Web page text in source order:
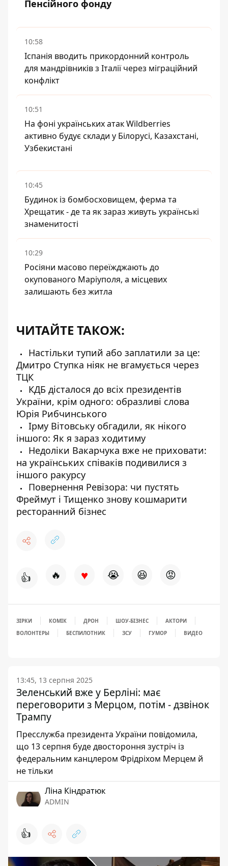
Пенсійного фонду
10:58
Іспанія вводить прикордонний контроль
для мандрівників з Італії через міграційний
конфлікт
10:51
На фоні українських атак Wildberries
активно будує склади у Білорусі, Казахстані,
Узбекистані
10:45
Будинок із бомбосховищем, ферма та
Хрещатик - де та як зараз живуть українські
знаменитості
10:29
Росіяни масово переїжджають до
окупованого Маріуполя, а місцевих
залишають без житла
ЧИТАЙТЕ ТАКОЖ:
Настільки тупий або заплатили за це:
Дмитро Ступка ніяк не вгамується через
ТЦК
КДБ дісталося до всіх президентів
України, крім одного: образливі слова
Юрія Рибчинського
Ірму Вітовську обгадили, як нікого
іншого: Як я зараз ходитиму
Недоліки Вакарчука вже не приховати:
на українських співаків подивилися з
іншого ракурсу
Повернення Ревізора: чи пустять
Фреймут і Тищенко знову кошмарити
ресторанний бізнес
👍 🔥 ♥ 😭 😆 😡
ЗІРКИ КОМІК ДРОН ШОУ-БІЗНЕС
АКТОРИ
ВОЛОНТЕРЫ
БЕСПИЛОТНИК ЗСУ ГУМОР ВИДЕО
13:45, 13 серпня 2025
Зеленський вже у Берліні: має
переговорити з Мерцом, потім - дзвінок
Трампу
Пресслужба президента України повідомила,
що 13 серпня буде двостороння зустріч із
федеральним канцлером Фрідріхом Мерцем й
не тільки
Ліна Кіндратюк
ADMIN
👍